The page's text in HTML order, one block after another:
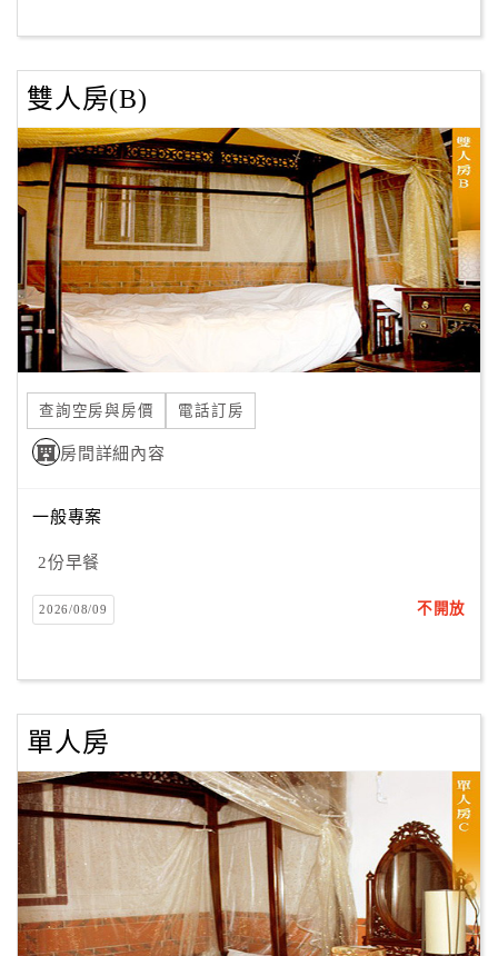
客
服
聯
單
Line
線
上
客
服
紅
利
查
訂
房
Q&A
旅
卡
訂
房
請
款
收
雙人房(B)
查詢空房與房價 電話訂房
房間詳細內容
一般專案
2份早餐
2026/08/09 不開放
單人房